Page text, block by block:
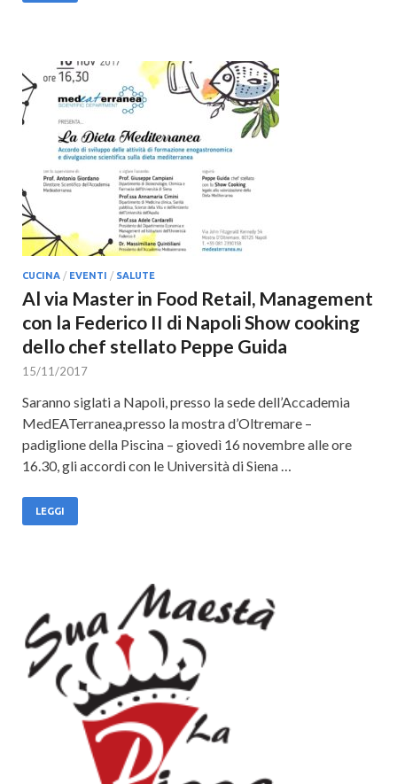
CUCINA / EVENTI / SALUTE
Al via Master in Food Retail, Management
con la Federico II di Napoli Show cooking
dello chef stellato Peppe Guida
15/11/2017
Saranno siglati a Napoli, presso la sede dell’Accademia
MedEATerranea,presso la mostra d’Oltremare –
padiglione della Piscina – giovedì 16 novembre alle ore
16.30, gli accordi con le Università di Siena …
LEGGI